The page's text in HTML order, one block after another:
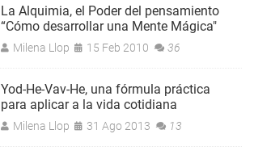
La Alquimia, el Poder del pensamiento
“Cómo desarrollar una Mente Mágica"
Milena Llop 15 Feb 2010 36
Yod-He-Vav-He, una fórmula práctica
para aplicar a la vida cotidiana
Milena Llop 31 Ago 2013 13